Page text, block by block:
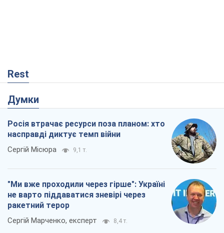
Rest
Думки
Росія втрачає ресурси поза планом: хто
насправді диктує темп війни
Сергій Місюра 9,1 т.
"Ми вже проходили через гірше": Україні
не варто піддаватися зневірі через
ракетний терор
Сергій Марченко, експерт 8,4 т.